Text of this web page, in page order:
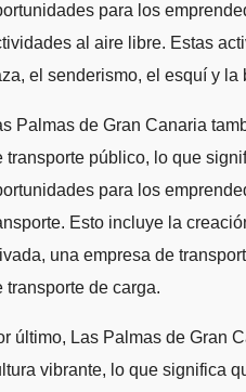
para los
al aire libre. Estas
el senderismo, el esquí y la
Palmas de Gran Canaria
transporte público, lo que
para los
Esto incluye la
una empresa de
transporte de carga.
último, Las Palmas de Gran
vibrante, lo que significa